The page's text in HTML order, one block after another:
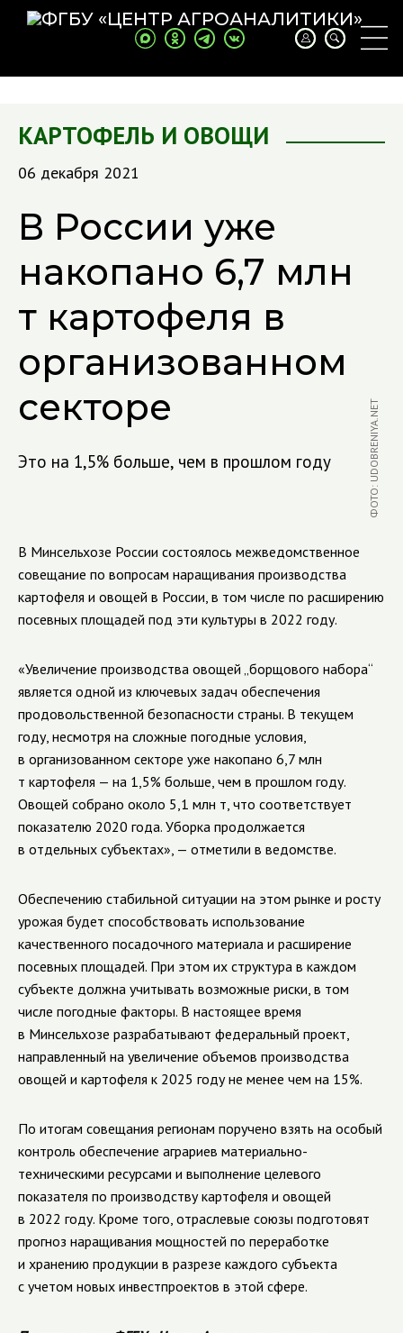
КАРТОФЕЛЬ И ОВОЩИ
06 декабря 2021
В России уже
накопано 6,7 млн
т картофеля в
организованном
секторе
Это на 1,5% больше, чем в прошлом году ФОТО: UDOBRENIYA.NET
В Минсельхозе России состоялось межведомственное
совещание по вопросам наращивания производства
картофеля и овощей в России, в том числе по расширению
посевных площадей под эти культуры в 2022 году.
«Увеличение производства овощей „борщового набора“
является одной из ключевых задач обеспечения
продовольственной безопасности страны. В текущем
году, несмотря на сложные погодные условия,
в организованном секторе уже накопано 6,7 млн
т картофеля — на 1,5% больше, чем в прошлом году.
Овощей собрано около 5,1 млн т, что соответствует
показателю 2020 года. Уборка продолжается
в отдельных субъектах», — отметили в ведомстве.
Обеспечению стабильной ситуации на этом рынке и росту
урожая будет способствовать использование
качественного посадочного материала и расширение
посевных площадей. При этом их структура в каждом
субъекте должна учитывать возможные риски, в том
числе погодные факторы. В настоящее время
в Минсельхозе разрабатывают федеральный проект,
направленный на увеличение объемов производства
овощей и картофеля к 2025 году не менее чем на 15%.
По итогам совещания регионам поручено взять на особый
контроль обеспечение аграриев материально-
техническими ресурсами и выполнение целевого
показателя по производству картофеля и овощей
в 2022 году. Кроме того, отраслевые союзы подготовят
прогноз наращивания мощностей по переработке
и хранению продукции в разрезе каждого субъекта
с учетом новых инвестпроектов в этой сфере.